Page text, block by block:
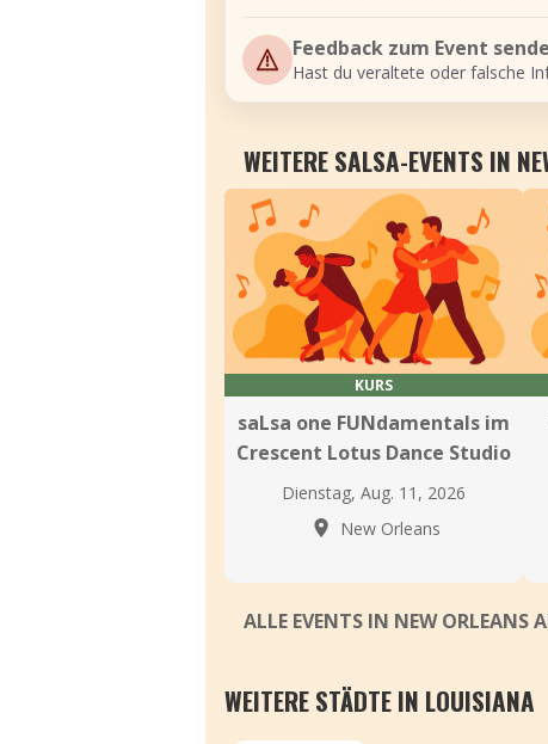
Feedback zum Event
Hast du veraltete oder falsche
WEITERE SALSA-EVENTS IN
KURS
saLsa one FUNdamentals im
Crescent Lotus Dance Studio
Dienstag, Aug. 11, 2026
New Orleans
ALLE EVENTS IN NEW ORLEANS
WEITERE STÄDTE IN LOUISIANA